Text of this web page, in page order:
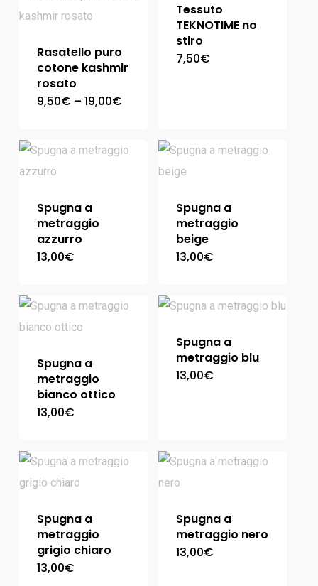
Rasatello puro
cotone kashmir
rosato
9,50€ – 19,00€
Tessuto
TEKNOTIME no
stiro
7,50€
Spugna a
metraggio
azzurro
13,00€
Spugna a
metraggio
beige
13,00€
Spugna a
metraggio
bianco ottico
13,00€
Spugna a
metraggio blu
13,00€
Spugna a
metraggio
grigio chiaro
13,00€
Spugna a
metraggio nero
13,00€